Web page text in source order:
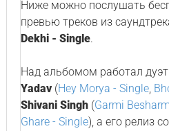
Ниже можно послушать
превью треков из
Dekhi - Single.
Над альбомом работал
Yadav(Hey Morya - Single,
Shivani Singh(Garmi
Ghare - Single), а его релиз